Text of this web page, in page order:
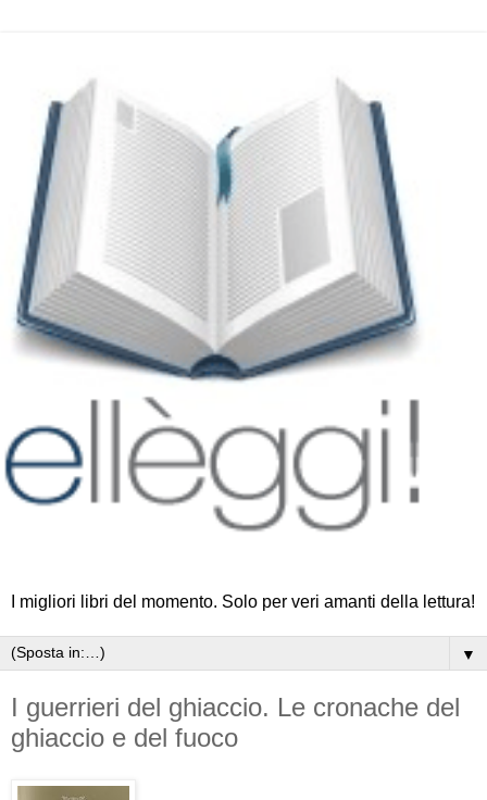
I migliori libri del momento. Solo per veri amanti della lettura!
▼
I guerrieri del ghiaccio. Le cronache del
ghiaccio e del fuoco